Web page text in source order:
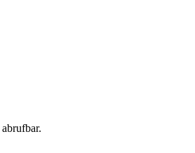
abrufbar.